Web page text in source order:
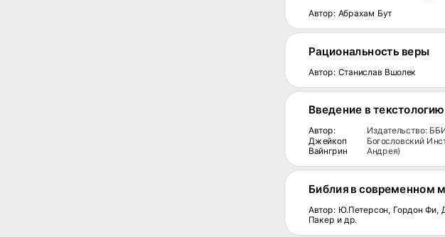
Автор: Абрахам Бут
Рациональность веры
Автор: Станислав Вшолек
Введение в
Автор:
Джейкоп
Вайнгрин
Издательство:
Богословский
Андрея)
Библия в современном
Автор: Ю.Петерсон, Гордон Фи,
Пакер и др.